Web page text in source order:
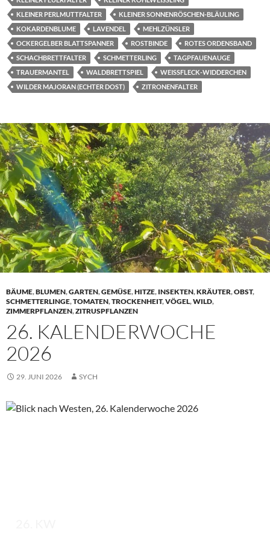
KLEINER PERLMUTTFALTER
KLEINER SONNENRÖSCHEN-BLÄULING
KOKARDENBLUME
LAVENDEL
MEHLZÜNSLER
OCKERGELBER BLATTSPANNER
ROSTBINDE
ROTES ORDENSBAND
SCHACHBRETTFALTER
SCHMETTERLING
TAGPFAUENAUGE
TRAUERMANTEL
WALDBRETTSPIEL
WEISSFLECK-WIDDERCHEN
WILDER MAJORAN (ECHTER DOST)
ZITRONENFALTER
BÄUME,BLUMEN,GARTEN,GEMÜSE,HITZE, INSEKTEN,KRÄUTER,OBST,
SCHMETTERLINGE,TOMATEN,TROCKENHEIT,VÖGEL,WILD,
ZIMMERPFLANZEN,ZITRUSPFLANZEN
26. KALENDERWOCHE
2026
29. JUNI 2026 SYCH